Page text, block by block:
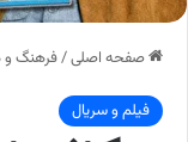
صفحه اصلی/فرهنگ و
فیلم و سریال